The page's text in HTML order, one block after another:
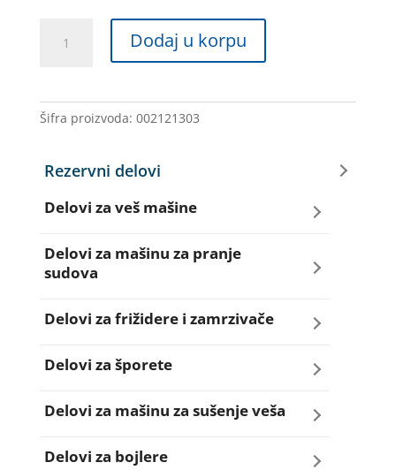
GUMA
količina
Dodaj u korpu
Šifra proizvoda: 002121303
Rezervni delovi
Delovi za veš mašine
Amortizeri za veš mašinu
Delovi za mašinu za pranje
sudova
Creva za sudo mašine
Dihtunzi za sudo mašine
Elektroventili za sudo mašine
Filteri za sudo mašine
Delovi za frižidere i zamrzivače
Aqua filteri za frižidere
Dihtunzi za frižidere i zamrzivače
Elektronika za frižidere i zamrzivače
Delovi za šporete
Dihtunzi za šporete
Dugmad za šporete
Delovi za mašinu za sušenje veša
Dihtunzi mašine za sušenje veša
Delovi za bojlere